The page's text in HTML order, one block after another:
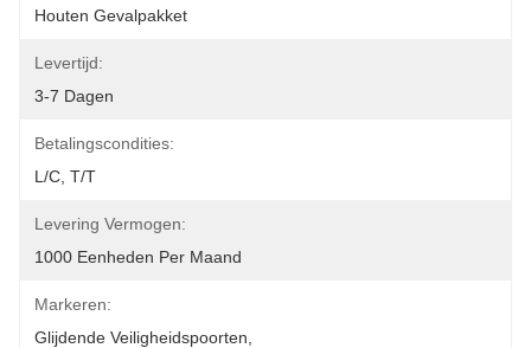
Houten Gevalpakket
Levertijd:
3-7 Dagen
Betalingscondities:
L/C, T/T
Levering Vermogen:
1000 Eenheden Per Maand
Markeren:
Glijdende Veiligheidspoorten